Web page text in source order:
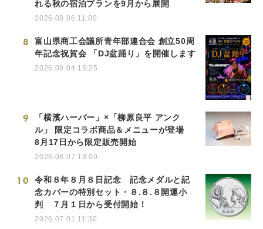
れる秋の宿泊プランを9月から展開
2026.08.06 11:00
8
富山県商工会議所青年部連合会 創立50周
年記念祝賀会 「DJ盆踊り」を開催します
2026.08.04 15:25
9
「横濱ハーバー」×「柳原良平 アンク
ル」 限定コラボ商品＆メニューが登場
8月17日から限定販売開始
2026.08.07 13:00
10
令和８年８月８日記念 記念メダルと記
念カバーの特別セット・８.８.８開運小
判 ７月１日から受付開始！
2026.07.01 11:30